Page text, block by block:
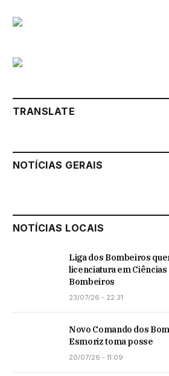
TRANSLATE
NOTÍCIAS GERAIS
NOTÍCIAS LOCAIS
Liga dos Bombeiros
licenciatura em
Bombeiros
23/07/26 - 22:31
Novo Comando dos
Esmoriz toma posse
20/07/26 - 11:09